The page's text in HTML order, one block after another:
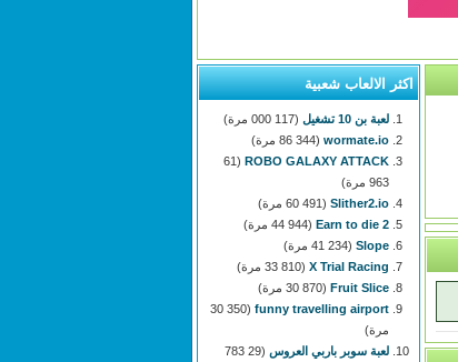
اكثر الالعاب شعبية
لعبة بن 10 تشغيل
(117 000 مرة)
wormate.io (86 344 مرة)
ROBO GALAXY ATTACK
(61
963 مرة)
Slither2.io (60 491 مرة)
Earn to die 2 (44 944 مرة)
Slope (41 234 مرة)
X Trial Racing (33 810 مرة)
Fruit Slice (30 870 مرة)
funny travelling airport
(30 350
مرة)
لعبة سوبر باربي العروس
(29 783